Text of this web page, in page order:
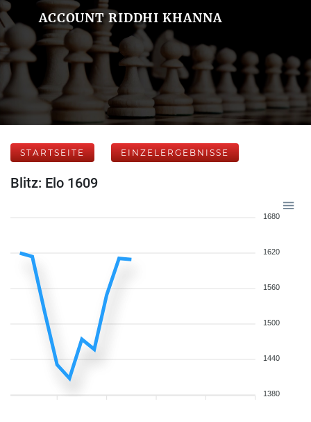
ACCOUNT RIDDHI KHANNA
STARTSEITE EINZELERGEBNISSE
Blitz: Elo 1609
1680
1620
1560
1500
1440
1380